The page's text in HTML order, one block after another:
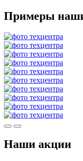
Примеры
Наши акции